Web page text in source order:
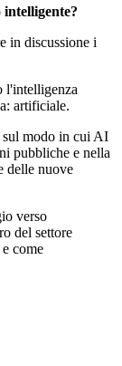
in discussione i
l'intelligenza
artificiale.
sul modo in cui AI
pubbliche e nella
delle nuove
verso
del settore
come